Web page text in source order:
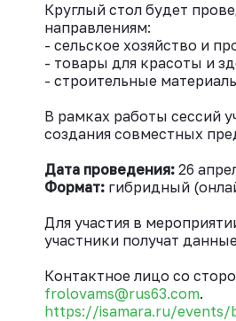
Круглый стол будет
направлениям:
- сельское хозяйство и
- товары для красоты и
- строительные
В рамках работы сессий
создания совместных
Дата проведения: 26
Формат: гибридный
Для участия в
участники получат
Контактное лицо со
frolovams@rus63.com.
https://isamara.ru/events/